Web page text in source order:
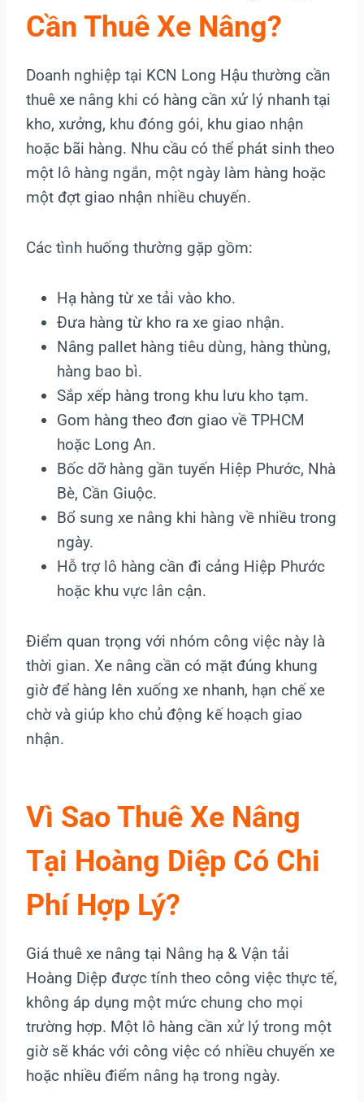
Cần Thuê Xe Nâng?
Doanh nghiệp tại KCN Long Hậu thường cần
thuê xe nâng khi có hàng cần xử lý nhanh tại
kho, xưởng, khu đóng gói, khu giao nhận
hoặc bãi hàng. Nhu cầu có thể phát sinh theo
một lô hàng ngắn, một ngày làm hàng hoặc
một đợt giao nhận nhiều chuyến.
Các tình huống thường gặp gồm:
Hạ hàng từ xe tải vào kho.
Đưa hàng từ kho ra xe giao nhận.
Nâng pallet hàng tiêu dùng, hàng thùng,
hàng bao bì.
Sắp xếp hàng trong khu lưu kho tạm.
Gom hàng theo đơn giao về TPHCM
hoặc Long An.
Bốc dỡ hàng gần tuyến Hiệp Phước, Nhà
Bè, Cần Giuộc.
Bổ sung xe nâng khi hàng về nhiều trong
ngày.
Hỗ trợ lô hàng cần đi cảng Hiệp Phước
hoặc khu vực lân cận.
Điểm quan trọng với nhóm công việc này là
thời gian. Xe nâng cần có mặt đúng khung
giờ để hàng lên xuống xe nhanh, hạn chế xe
chờ và giúp kho chủ động kế hoạch giao
nhận.
Vì Sao Thuê Xe Nâng
Tại Hoàng Diệp Có Chi
Phí Hợp Lý?
Giá thuê xe nâng tại Nâng hạ & Vận tải
Hoàng Diệp được tính theo công việc thực tế,
không áp dụng một mức chung cho mọi
trường hợp. Một lô hàng cần xử lý trong một
giờ sẽ khác với công việc có nhiều chuyến xe
hoặc nhiều điểm nâng hạ trong ngày.